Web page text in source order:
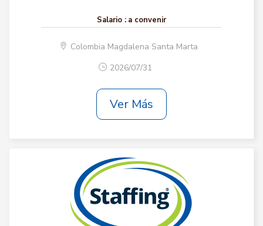
Salario : a convenir
Colombia Magdalena Santa Marta
2026/07/31
Ver Más